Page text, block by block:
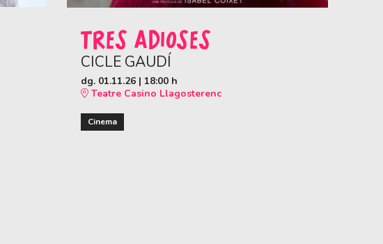
TRES ADIOSES
CICLE GAUDÍ
dg. 01.11.26| 18:00 h
Teatre Casino Llagosterenc
Cinema